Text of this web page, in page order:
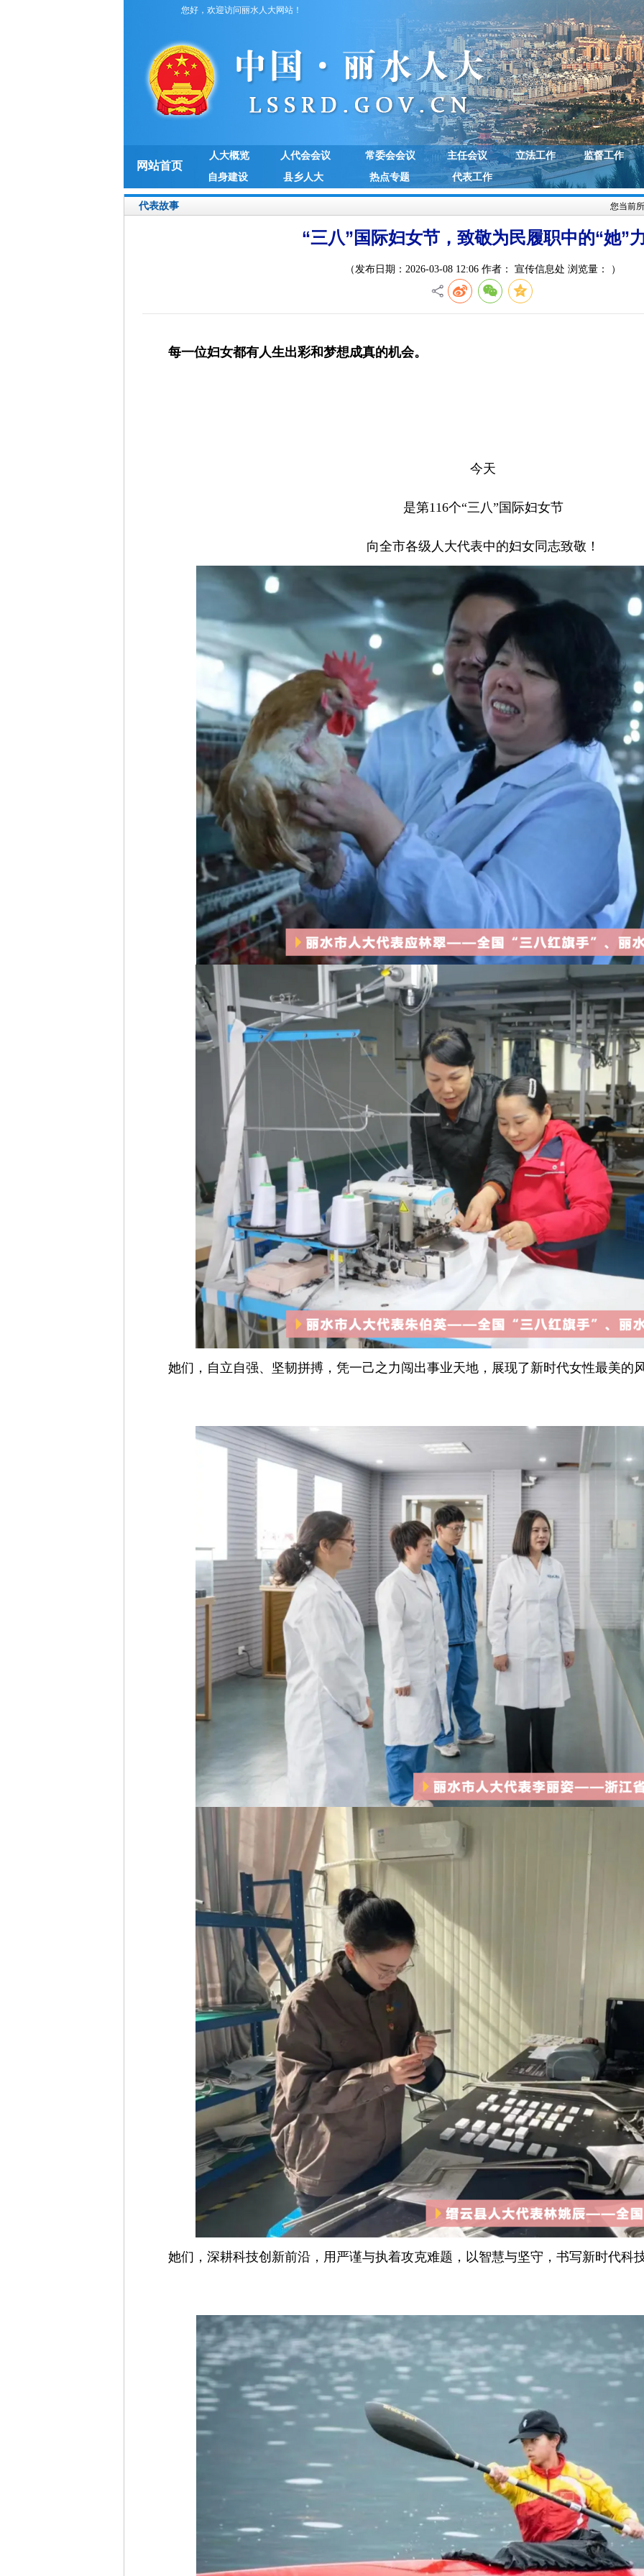
您好，欢迎访问丽水人大网站！
网站首页
人大概览 人代会会议 常委会会议 主任会议 立法工作
监督工作
自身建设
县乡人大 热点专题 代表工作
代表故事 您当前
“三八”国际妇女节，致敬为民履职中的“她”
（发布日期：2026-03-08 12:06 作者： 宣传信息处 浏览量： ）
每一位妇女都有人生出彩和梦想成真的机会。
今天
是第116个“三八”国际妇女节
向全市各级人大代表中的妇女同志致敬！
她们，自立自强、坚韧拼搏，凭一己之力闯出事业天地，展现了新时代女性最美的
她们，深耕科技创新前沿，用严谨与执着攻克难题，以智慧与坚守，书写新时代科